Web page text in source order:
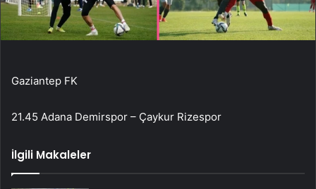
Gaziantep FK
21.45 Adana Demirspor – Çaykur Rizespor
İlgili Makaleler